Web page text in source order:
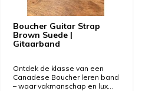
Boucher Guitar Strap
Brown Suede |
Gitaarband
Ontdek de klasse van een
Canadese Boucher leren band
– waar vakmanschap en lux...